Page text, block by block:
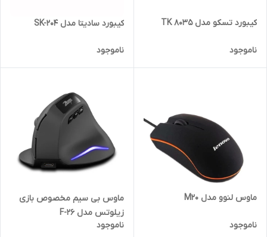
کیبورد تسکو مدل TK 8035
ناموجود
کیبورد سادیتا مدل SK-204
ناموجود
ماوس لنوو مدل M20
ناموجود
ماوس بی سیم مخصوص بازی
زیلوتس مدل F-26
ناموجود